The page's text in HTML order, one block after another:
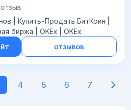
отзыв
| Купить-Продать БитКоин |
биржа | OKEx | OKEx
отзывов
4 5 6 7